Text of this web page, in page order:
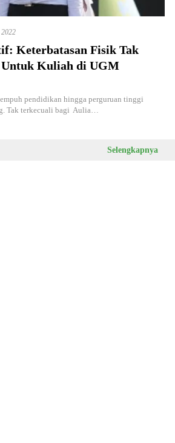
2022
Keterbatasan Fisik Tak
Kuliah di UGM
pendidikan hingga perguruan tinggi
Tak terkecuali bagi Aulia…
Selengkapnya